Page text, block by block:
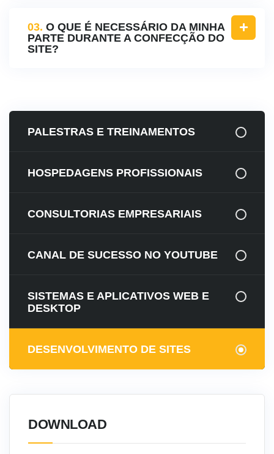
03. O QUE É NECESSÁRIO DA MINHA
PARTE DURANTE A CONFECÇÃO DO
SITE?
PALESTRAS E TREINAMENTOS
HOSPEDAGENS PROFISSIONAIS
CONSULTORIAS EMPRESARIAIS
CANAL DE SUCESSO NO YOUTUBE
SISTEMAS E APLICATIVOS WEB E
DESKTOP
DESENVOLVIMENTO DE SITES
DOWNLOAD